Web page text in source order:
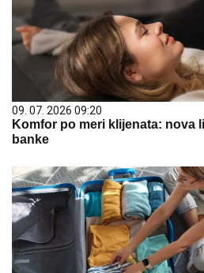
09. 07. 2026 09:20
Komfor po meri klijenata: nova
banke